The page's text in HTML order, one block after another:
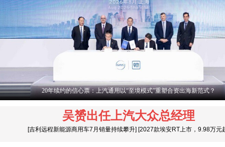
20年续约的信心票：上汽通用以“至境模式”重塑合资出海新范式？
吴赟出任上汽大众总经理
[吉利远程新能源商用车7月销量持续攀升] [2027款埃安RT上市，9.98万元